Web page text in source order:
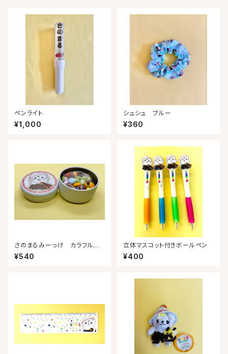
ペンライト
¥1,000
シュシュ ブルー
¥360
さのまるみーっけ カラフルチョ
コ缶
¥540
立体マスコット付きボールペン
¥400